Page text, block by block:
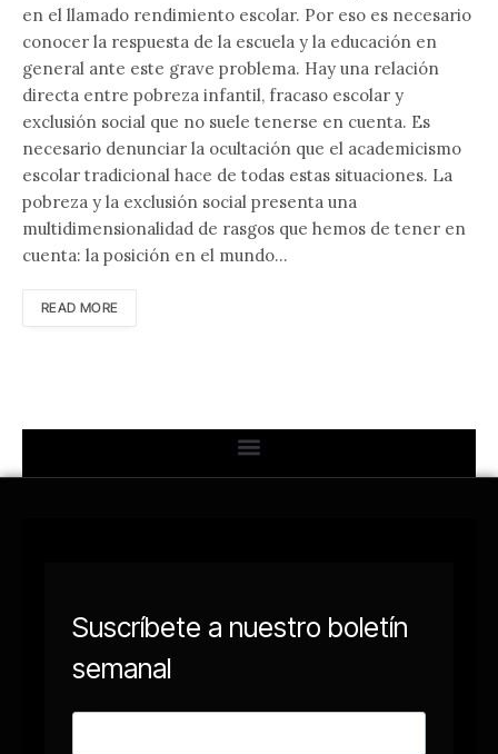
en el llamado rendimiento escolar. Por eso es necesario
conocer la respuesta de la escuela y la educación en
general ante este grave problema. Hay una relación
directa entre pobreza infantil, fracaso escolar y
exclusión social que no suele tenerse en cuenta. Es
necesario denunciar la ocultación que el academicismo
escolar tradicional hace de todas estas situaciones. La
pobreza y la exclusión social presenta una
multidimensionalidad de rasgos que hemos de tener en
cuenta: la posición en el mundo…
READ MORE